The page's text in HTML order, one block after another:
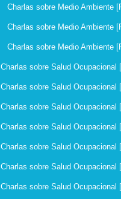
Charlas sobre Medio Ambiente
Charlas sobre Medio Ambiente
Charlas sobre Medio Ambiente
Charlas sobre Salud Ocupacional
Charlas sobre Salud Ocupacional
Charlas sobre Salud Ocupacional
Charlas sobre Salud Ocupacional
Charlas sobre Salud Ocupacional
Charlas sobre Salud Ocupacional
Charlas sobre Salud Ocupacional